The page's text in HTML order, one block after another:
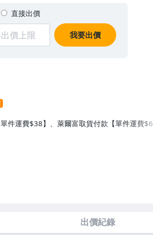
直接出價
我要出價
件運費$38】、萊爾富取貨付款【單件運費$6
費$50、滿100件或消費滿$10000免運費】
出價紀錄